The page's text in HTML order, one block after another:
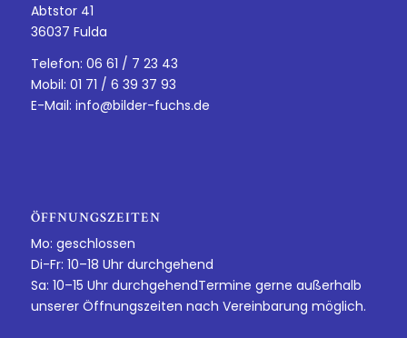
Abtstor 41
36037 Fulda
Telefon: 06 61 / 7 23 43
Mobil: 01 71 / 6 39 37 93
E-Mail: info@bilder-fuchs.de
ÖFFNUNGSZEITEN
Mo: geschlossen
Di-Fr: 10–18 Uhr durchgehend
Sa: 10–15 Uhr durchgehendTermine gerne außerhalb
unserer Öffnungszeiten nach Vereinbarung möglich.